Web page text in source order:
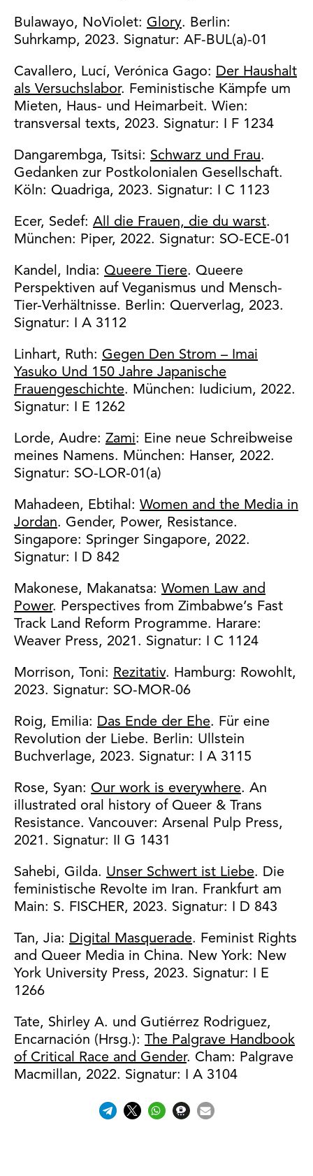
Bulawayo, NoViolet: Glory. Berlin:
Suhrkamp, 2023. Signatur: AF-BUL(a)-01
Cavallero, Lucí, Verónica Gago: Der Haushalt
als Versuchslabor. Feministische Kämpfe um
Mieten, Haus- und Heimarbeit. Wien:
transversal texts, 2023. Signatur: I F 1234
Dangarembga, Tsitsi: Schwarz und Frau.
Gedanken zur Postkolonialen Gesellschaft.
Köln: Quadriga, 2023. Signatur: I C 1123
Ecer, Sedef: All die Frauen, die du warst.
München: Piper, 2022. Signatur: SO-ECE-01
Kandel, India: Queere Tiere. Queere
Perspektiven auf Veganismus und Mensch-
Tier-Verhältnisse. Berlin: Querverlag, 2023.
Signatur: I A 3112
Linhart, Ruth: Gegen Den Strom – Imai
Yasuko Und 150 Jahre Japanische
Frauengeschichte. München: Iudicium, 2022.
Signatur: I E 1262
Lorde, Audre: Zami: Eine neue Schreibweise
meines Namens. München: Hanser, 2022.
Signatur: SO-LOR-01(a)
Mahadeen, Ebtihal: Women and the Media in
Jordan. Gender, Power, Resistance.
Singapore: Springer Singapore, 2022.
Signatur: I D 842
Makonese, Makanatsa: Women Law and
Power. Perspectives from Zimbabwe’s Fast
Track Land Reform Programme. Harare:
Weaver Press, 2021. Signatur: I C 1124
Morrison, Toni: Rezitativ. Hamburg: Rowohlt,
2023. Signatur: SO-MOR-06
Roig, Emilia: Das Ende der Ehe. Für eine
Revolution der Liebe. Berlin: Ullstein
Buchverlage, 2023. Signatur: I A 3115
Rose, Syan: Our work is everywhere. An
illustrated oral history of Queer & Trans
Resistance. Vancouver: Arsenal Pulp Press,
2021. Signatur: II G 1431
Sahebi, Gilda. Unser Schwert ist Liebe. Die
feministische Revolte im Iran. Frankfurt am
Main: S. FISCHER, 2023. Signatur: I D 843
Tan, Jia: Digital Masquerade. Feminist Rights
and Queer Media in China. New York: New
York University Press, 2023. Signatur: I E
1266
Tate, Shirley A. und Gutiérrez Rodriguez,
Encarnación (Hrsg.): The Palgrave Handbook
of Critical Race and Gender. Cham: Palgrave
Macmillan, 2022. Signatur: I A 3104